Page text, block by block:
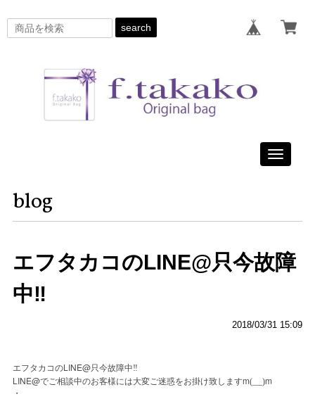
search
Toggle
blog
エフタカコのLINE@只今故障
中‼️
2018/03/31 15:09
エフタカコのLINE@只今故障中‼️
LINE@でご相談中のお客様には大変ご迷惑をお掛け致しますm( )m
・